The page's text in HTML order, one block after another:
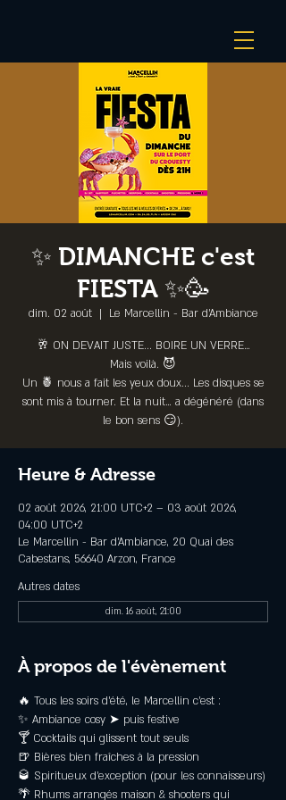
✨ DIMANCHE c'est
FIESTA ✨🥳
dim. 02 août
  |
Le Marcellin - Bar d’Ambiance
🥂 ON DEVAIT JUSTE... BOIRE UN VERRE…
Mais voilà. 😈
Un 🍍 nous a fait les yeux doux... Les disques se
sont mis à tourner. Et la nuit… a dégénéré (dans
le bon sens 😏).
Heure & Adresse
02 août 2026, 21:00 UTC+2 – 03 août 2026,
04:00 UTC+2
Le Marcellin - Bar d’Ambiance, 20 Quai des
Cabestans, 56640 Arzon, France
Autres dates
dim. 16 août, 21:00
À propos de l'évènement
🔥 Tous les soirs d'été, le Marcellin c’est :
✨ Ambiance cosy ➤ puis festive
🍸 Cocktails qui glissent tout seuls
🍺 Bières bien fraîches à la pression
🥃 Spiritueux d’exception (pour les connaisseurs)
🌴 Rhums arrangés maison & shooters qui